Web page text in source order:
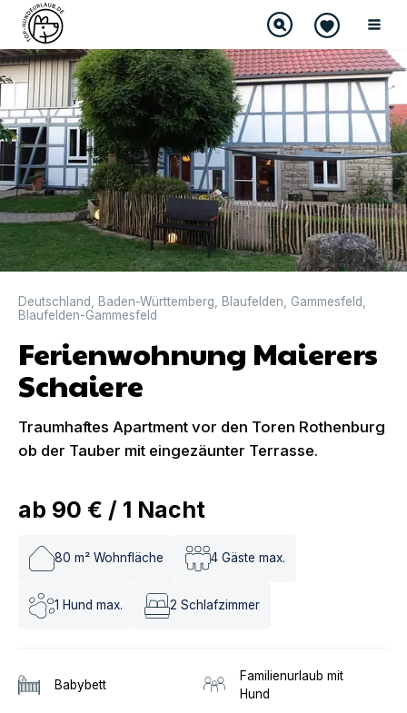
DIREKT BUCHBAR
Deutschland Baden-Württemberg Blaufelden Gammesfeld
Blaufelden-Gammesfeld
Ferienwohnung Maierers
Schaiere
Traumhaftes Apartment vor den Toren Rothenburg
ob der Tauber mit eingezäunter Terrasse.
ab 90 € / 1 Nacht
80 m² Wohnfläche 4 Gäste max.
1 Hund max. 2 Schlafzimmer
Babybett
Familienurlaub mit
Hund